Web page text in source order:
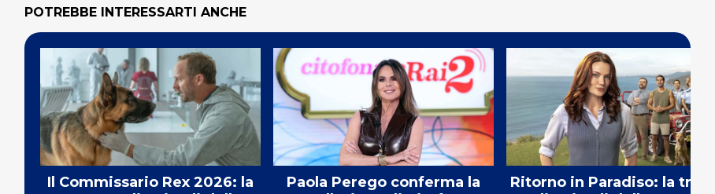
POTREBBE INTERESSARTI ANCHE
Il Commissario Rex 2026: la
Paola Perego conferma la
Ritorno in Paradiso: la trama